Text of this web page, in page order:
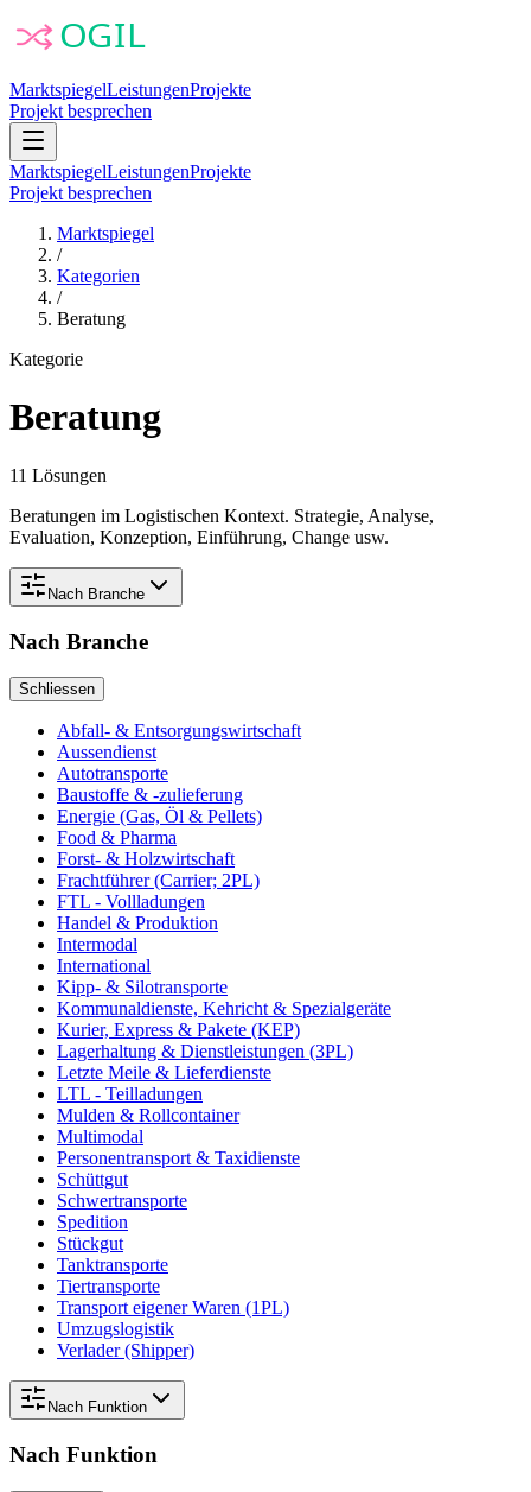
MarktspiegelLeistungenProjekte
Projekt besprechen
MarktspiegelLeistungenProjekte
Projekt besprechen
Marktspiegel
/
Kategorien
/
Beratung
Kategorie
Beratung
11 Lösungen
Beratungen im Logistischen Kontext. Strategie, Analyse,
Evaluation, Konzeption, Einführung, Change usw.
Nach Branche
Nach Branche
Schliessen
Abfall- & Entsorgungswirtschaft
Aussendienst
Autotransporte
Baustoffe & -zulieferung
Energie (Gas, Öl & Pellets)
Food & Pharma
Forst- & Holzwirtschaft
Frachtführer (Carrier; 2PL)
FTL - Vollladungen
Handel & Produktion
Intermodal
International
Kipp- & Silotransporte
Kommunaldienste, Kehricht & Spezialgeräte
Kurier, Express & Pakete (KEP)
Lagerhaltung & Dienstleistungen (3PL)
Letzte Meile & Lieferdienste
LTL - Teilladungen
Mulden & Rollcontainer
Multimodal
Personentransport & Taxidienste
Schüttgut
Schwertransporte
Spedition
Stückgut
Tanktransporte
Tiertransporte
Transport eigener Waren (1PL)
Umzugslogistik
Verlader (Shipper)
Nach Funktion
Nach Funktion